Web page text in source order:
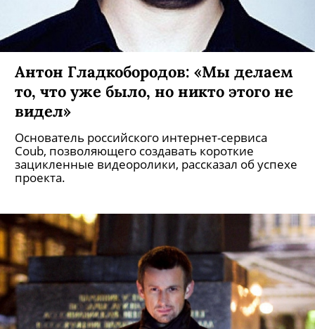
Антон Гладкобородов: «Мы делаем
то, что уже было, но никто этого не
видел»
Основатель российского интернет-сервиса
Coub, позволяющего создавать короткие
зацикленные видеоролики, рассказал об успехе
проекта.